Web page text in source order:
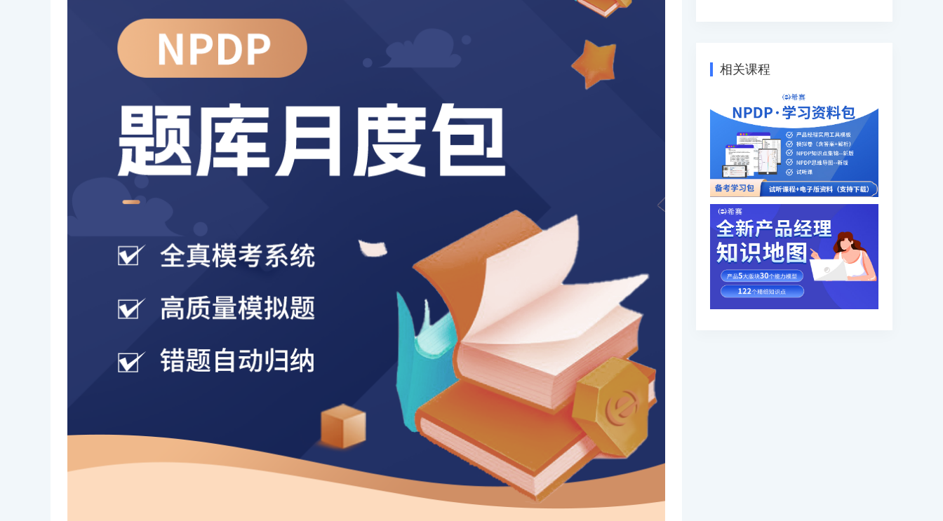
备，超出数量自动踢出最早登录的设备。
相关课程